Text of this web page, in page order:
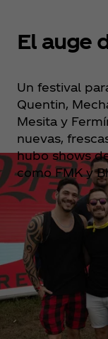
El auge
Un festival
Quentin,
Mesita y
nuevas,
hubo shows
como FMK y